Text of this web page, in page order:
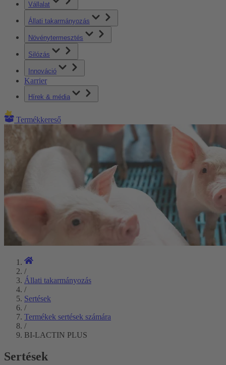
Vállalat
Állati takarmányozás
Növénytermesztés
Silózás
Innováció
Karrier
Hírek & média
Termékkereső
/
Állati takarmányozás
/
Sertések
/
Termékek sertések számára
/
BI-LACTIN PLUS
Sertések